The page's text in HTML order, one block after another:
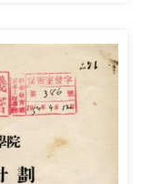
基建处处长张复
状况，并参